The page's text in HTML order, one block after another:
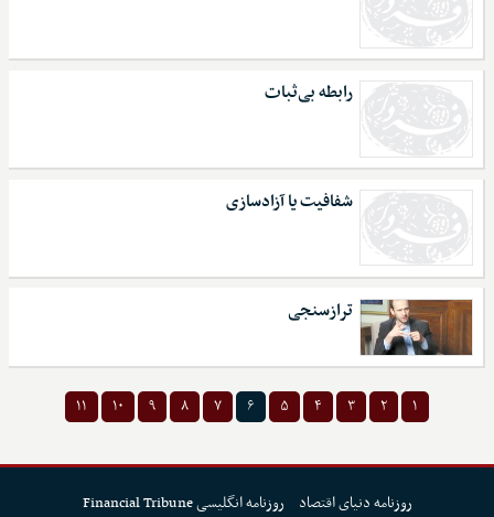
رابطه بی‌ثبات
شفافیت یا آزادسازی
ترازسنجی
۱ ۲ ۳ ۴ ۵ ۶ ۷ ۸ ۹ ۱۰ ۱۱
روزنامه دنیای اقتصاد روزنامه انگلیسی Financial Tribune